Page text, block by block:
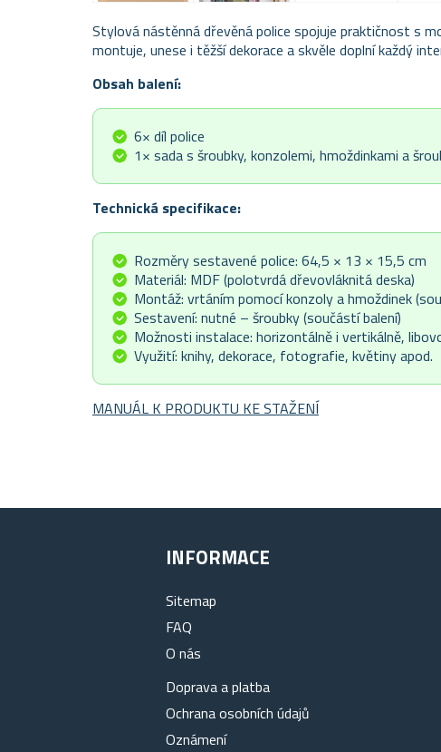
Stylová nástěnná dřevěná police spojuje praktičnost s
montuje, unese i těžší dekorace a skvěle doplní každý
Obsah balení:
6× díl police
1× sada s šroubky, konzolemi, hmoždinkami a
Technická specifikace:
Rozměry sestavené police: 64,5 × 13 × 15,5 cm
Materiál: MDF (polotvrdá dřevovláknitá deska)
Montáž: vrtáním pomocí konzoly a hmoždinek
Sestavení: nutné – šroubky (součástí balení)
Možnosti instalace: horizontálně i vertikálně,
Využití: knihy, dekorace, fotografie, květiny apod.
MANUÁL K PRODUKTU KE STAŽENÍ
INFORMACE
Sitemap
FAQ
O nás
Doprava a platba
Ochrana osobních údajů
Oznámení